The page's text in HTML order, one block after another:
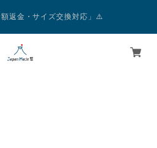
返金・サイズ交換対応」⚠️